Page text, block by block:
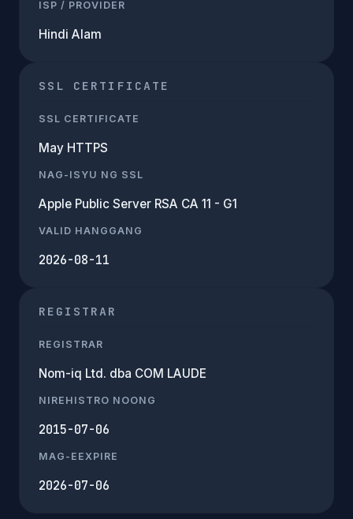
ISP / PROVIDER
Hindi Alam
SSL CERTIFICATE
SSL CERTIFICATE
May HTTPS
NAG-ISYU NG SSL
Apple Public Server RSA CA 11 - G1
VALID HANGGANG
2026-08-11
REGISTRAR
REGISTRAR
Nom-iq Ltd. dba COM LAUDE
NIREHISTRO NOONG
2015-07-06
MAG-EEXPIRE
2026-07-06